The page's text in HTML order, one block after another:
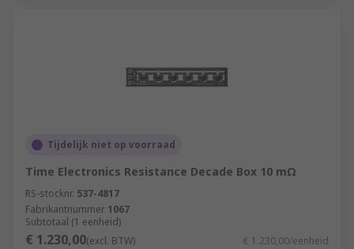
Tijdelijk niet op voorraad
Time Electronics Resistance Decade Box 10 mΩ
RS-stocknr. 537-4817
Fabrikantnummer 1067
Subtotaal (1 eenheid)
€ 1.230,00(excl. BTW) € 1.230,00/eenheid